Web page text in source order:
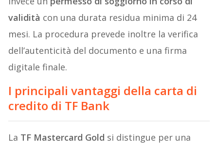
validità con una durata residua minima di 24
mesi. La procedura prevede inoltre la verifica
dell’autenticità del documento e una firma
digitale finale.
I principali vantaggi della carta di
credito di TF Bank
La TF Mastercard Gold si distingue per una